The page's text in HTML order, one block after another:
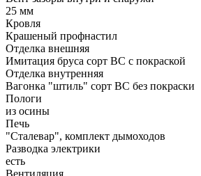
25 мм
Кровля
Крашеный профнастил
Отделка внешняя
Имитация бруса сорт ВС с покраской
Отделка внутренняя
Вагонка "штиль" сорт ВС без покраски
Пологи
из осины
Печь
"Сталевар", комплект дымоходов
Разводка электрики
есть